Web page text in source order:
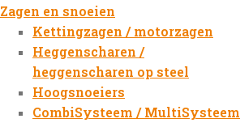
Zagen en snoeien
Kettingzagen / motorzagen
Heggenscharen /
heggenscharen op steel
Hoogsnoeiers
CombiSysteem / MultiSysteem